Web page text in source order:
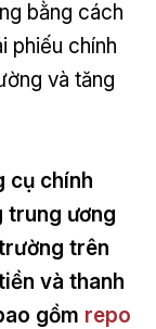
bằng cách
phiếu chính
và tăng
cụ chính
trung ương
trên
và thanh
gồm repo